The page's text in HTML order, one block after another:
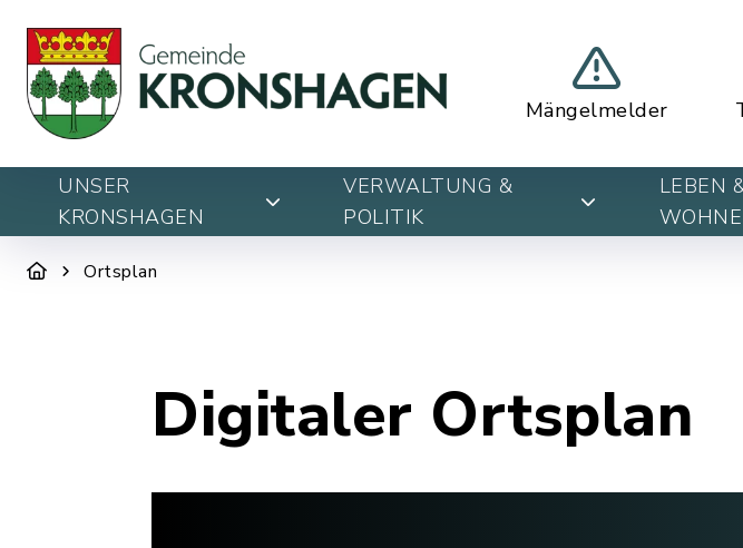
Mängelmelder
UNSER
KRONSHAGEN
VERWALTUNG &
POLITIK
LEBEN
Ortsplan
Digitaler Ortsplan